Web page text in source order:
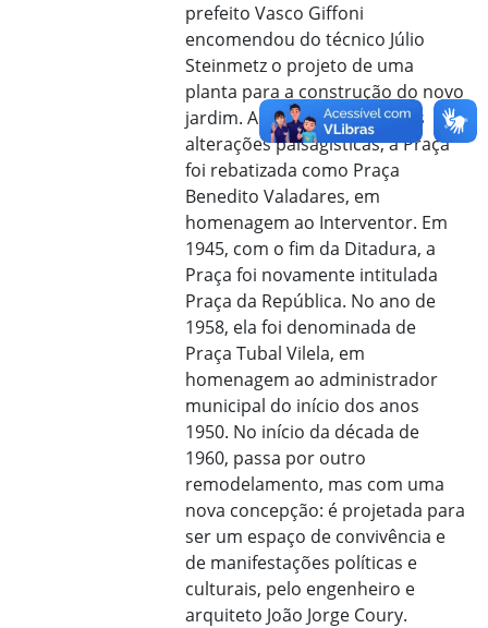
prefeito Vasco Giffoni
encomendou do técnico Júlio
Steinmetz o projeto de uma
planta para a construção do novo
jardim. Após a conclusão das
alterações paisagísticas, a Praça
foi rebatizada como Praça
Benedito Valadares, em
homenagem ao Interventor. Em
1945, com o fim da Ditadura, a
Praça foi novamente intitulada
Praça da República. No ano de
1958, ela foi denominada de
Praça Tubal Vilela, em
homenagem ao administrador
municipal do início dos anos
1950. No início da década de
1960, passa por outro
remodelamento, mas com uma
nova concepção: é projetada para
ser um espaço de convivência e
de manifestações políticas e
culturais, pelo engenheiro e
arquiteto João Jorge Coury.